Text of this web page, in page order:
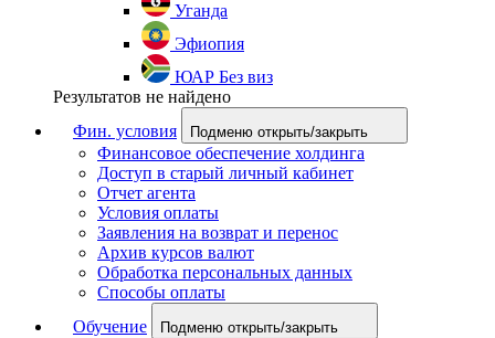
Уганда
Эфиопия
ЮАР Без виз
Результатов не найдено
Фин. условия
Подменю открыть/закрыть
Финансовое обеспечение холдинга
Доступ в старый личный кабинет
Отчет агента
Условия оплаты
Заявления на возврат и перенос
Архив курсов валют
Обработка персональных данных
Способы оплаты
Обучение
Подменю открыть/закрыть